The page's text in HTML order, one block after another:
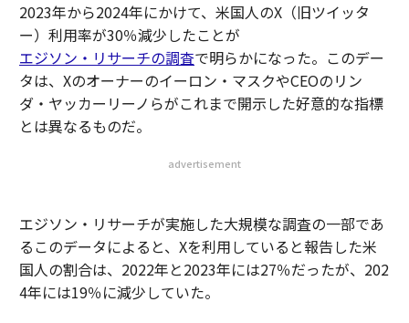
2023年から2024年にかけて、米国人のX（旧ツイッタ
ー）利用率が30％減少したことが
エジソン・リサーチの調査で明らかになった。このデー
タは、Xのオーナーのイーロン・マスクやCEOのリン
ダ・ヤッカーリーノらがこれまで開示した好意的な指標
とは異なるものだ。
advertisement
エジソン・リサーチが実施した大規模な調査の一部であ
るこのデータによると、Xを利用していると報告した米
国人の割合は、2022年と2023年には27％だったが、202
4年には19％に減少していた。